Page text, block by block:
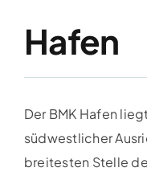
Hafen
Der BMK Hafen
südwestlicher
breitesten Stelle